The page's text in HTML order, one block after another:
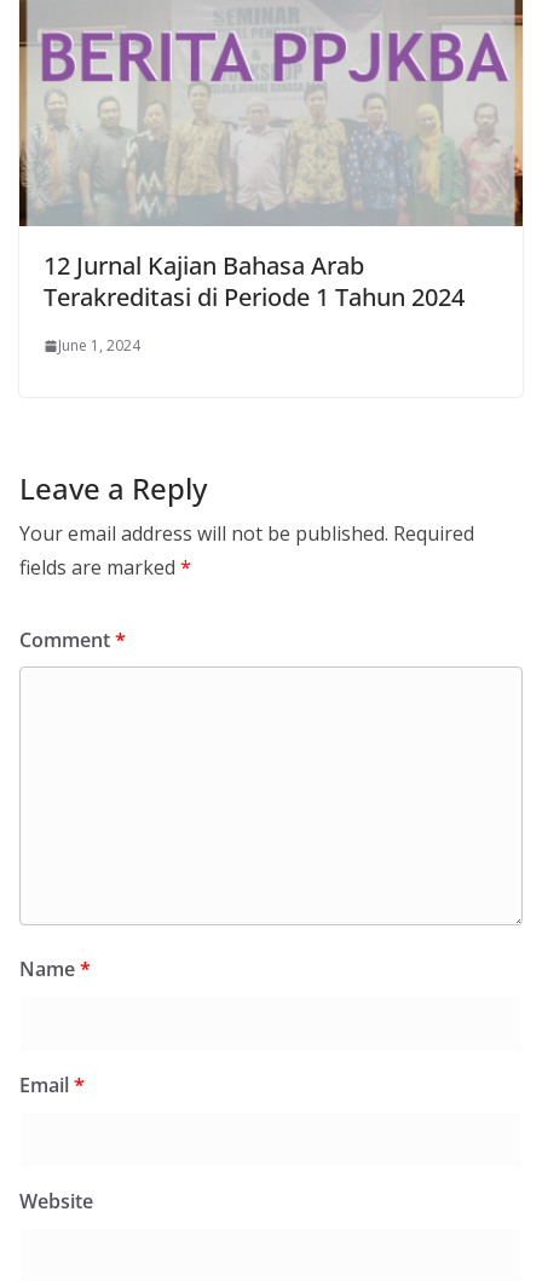
12 Jurnal Kajian Bahasa Arab
Terakreditasi di Periode 1 Tahun 2024
June 1, 2024
Leave a Reply
Your email address will not be published. Required
fields are marked *
Comment*
Name*
Email*
Website